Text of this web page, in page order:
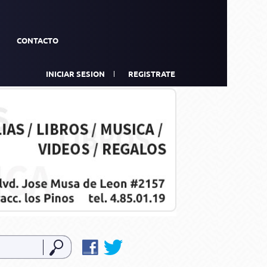
CONTACTO
INICIAR SESION REGISTRATE